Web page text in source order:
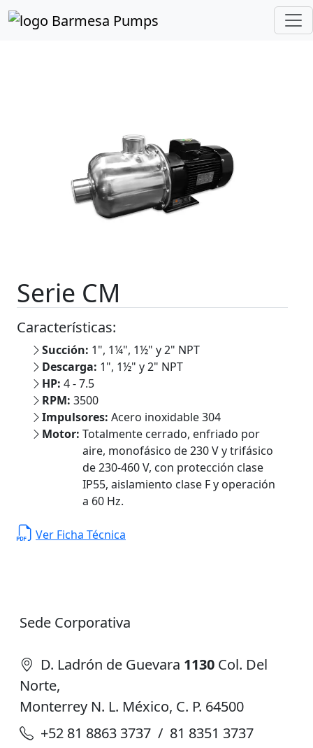
Inicio Catálogo de Productos
Serie CM
Características:
Succión: 1", 1¼", 1½" y 2" NPT
Descarga: 1", 1½" y 2" NPT
HP: 4 - 7.5
RPM: 3500
Impulsores: Acero inoxidable 304
Motor: Totalmente cerrado, enfriado por
aire, monofásico de 230 V y trifásico
de 230-460 V, con protección clase
IP55, aislamiento clase F y operación
a 60 Hz.
Ver Ficha Técnica
Sede Corporativa
D. Ladrón de Guevara 1130 Col. Del
Norte,
Monterrey N. L. México, C. P. 64500
+52 81 8863 3737 / 81 8351 3737